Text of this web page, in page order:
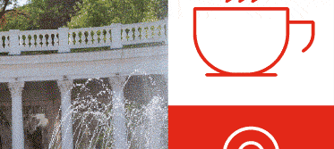
После